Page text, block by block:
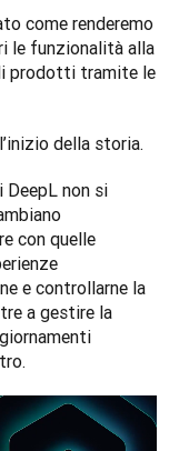
come renderemo
le funzionalità alla
prodotti tramite le
della storia.
non si
con quelle
e controllarne la
a gestire la